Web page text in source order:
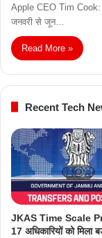
Apple CEO Tim Cook:
जनवरी से जून…
Read More »
Recent Tech
JKAS Time Scale
17 अधिकारियों को मिला